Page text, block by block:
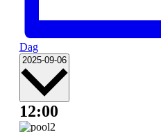
Dag
2025-09-06 Vælg
12:00